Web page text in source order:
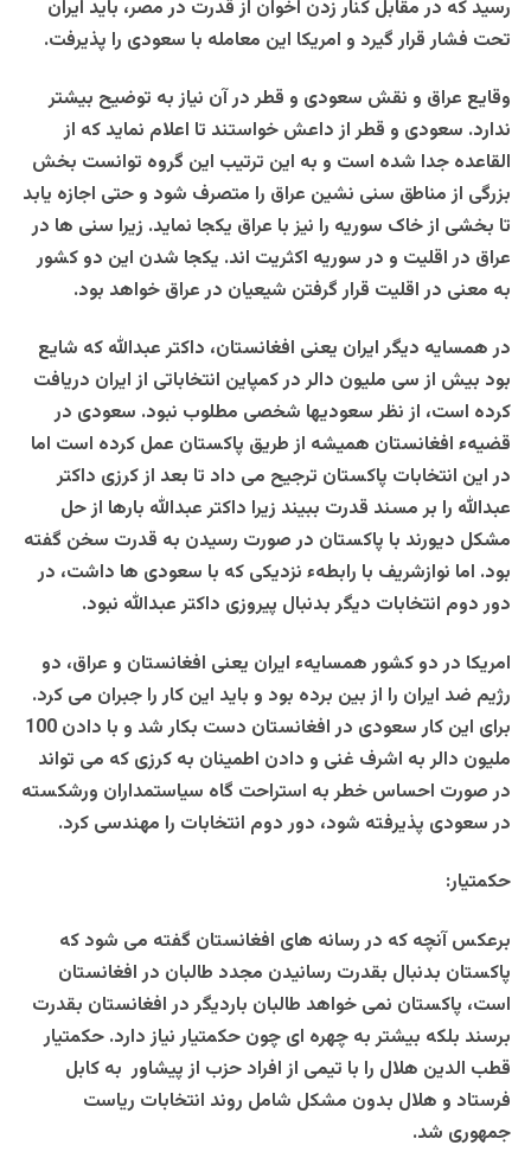
رسید که در مقابل کنار زدن اخوان از قدرت در مصر، باید ایران
تحت فشار قرار گیرد و امریکا این معامله با سعودی را پذیرفت.
وقایع عراق و نقش سعودی و قطر در آن نیاز به توضیح بیشتر
ندارد. سعودی و قطر از داعش خواستند تا اعلام نماید که از
القاعده جدا شده است و به این ترتیب این گروه توانست بخش
بزرگی از مناطق سنی نشین عراق را متصرف شود و حتی اجازه یابد
تا بخشی از خاک سوریه را نیز با عراق یکجا نماید. زیرا سنی ها در
عراق در اقلیت و در سوریه اکثریت اند. یکجا شدن این دو کشور
به معنی در اقلیت قرار گرفتن شیعیان در عراق خواهد بود.
در همسایه دیگر ایران یعنی افغانستان، داکتر عبدالله که شایع
بود بیش از سی ملیون دالر در کمپاین انتخاباتی از ایران دریافت
کرده است، از نظر سعودیها شخصی مطلوب نبود. سعودی در
قضیهء افغانستان همیشه از طریق پاکستان عمل کرده است اما
در این انتخابات پاکستان ترجیح می داد تا بعد از کرزی داکتر
عبدالله را بر مسند قدرت ببیند زیرا داکتر عبدالله بارها از حل
مشکل دیورند با پاکستان در صورت رسیدن به قدرت سخن گفته
بود. اما نوازشریف با رابطهء نزدیکی که با سعودی ها داشت، در
دور دوم انتخابات دیگر بدنبال پیروزی داکتر عبدالله نبود.
امریکا در دو کشور همسایهء ایران یعنی افغانستان و عراق، دو
رژیم ضد ایران را از بین برده بود و باید این کار را جبران می کرد.
برای این کار سعودی در افغانستان دست بکار شد و با دادن 100
ملیون دالر به اشرف غنی و دادن اطمینان به کرزی که می تواند
در صورت احساس خطر به استراحت گاه سیاستمداران ورشکسته
در سعودی پذیرفته شود، دور دوم انتخابات را مهندسی کرد.
حکمتیار:
برعکس آنچه که در رسانه های افغانستان گفته می شود که
پاکستان بدنبال بقدرت رسانیدن مجدد طالبان در افغانستان
است، پاکستان نمی خواهد طالبان باردیگر در افغانستان بقدرت
برسند بلکه بیشتر به چهره ای چون حکمتیار نیاز دارد. حکمتیار
قطب الدین هلال را با تیمی از افراد حزب از پیشاور به کابل
فرستاد و هلال بدون مشکل شامل روند انتخابات ریاست
جمهوری شد.